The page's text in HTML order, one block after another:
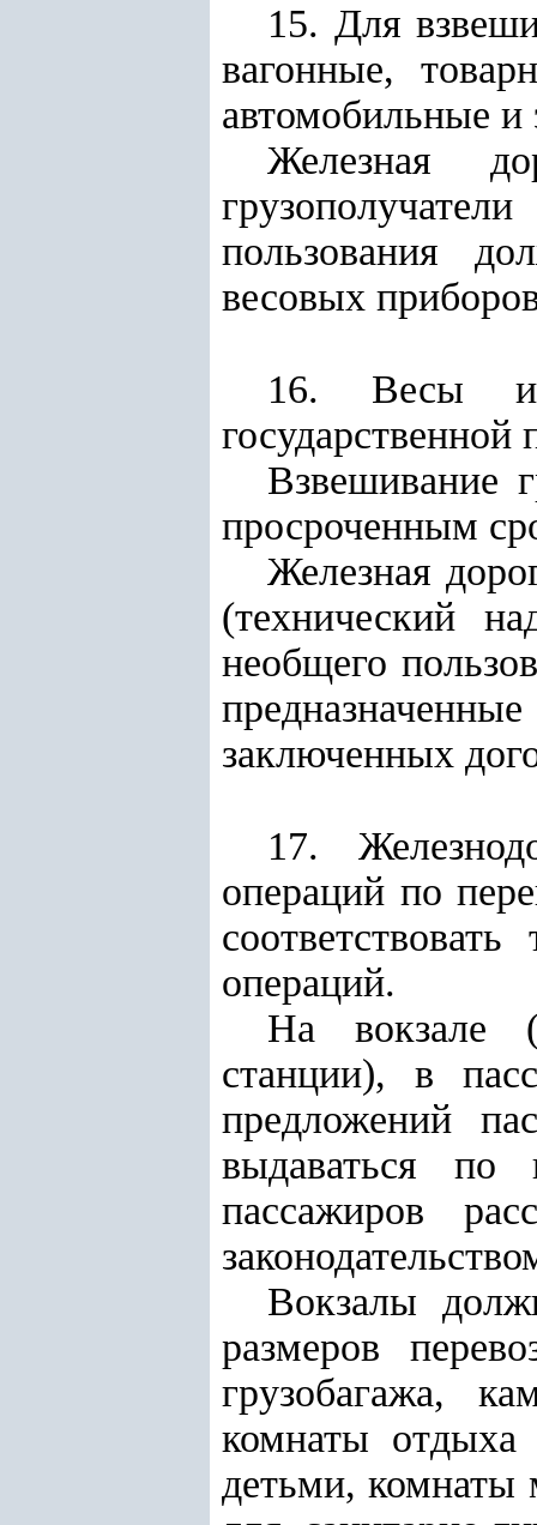
15. Для
вагонные,
автомобильные и
Железная
пользования
весовых
16. Весы и
Взвешивание
просроченным
Железная
(технический
необщего
заключенных
17.
операций по
операций.
На вокзале
станции), в
предложений
выдаваться по
пассажиров
Вокзалы
размеров
грузобагажа,
комнаты отдыха
детьми, комнаты